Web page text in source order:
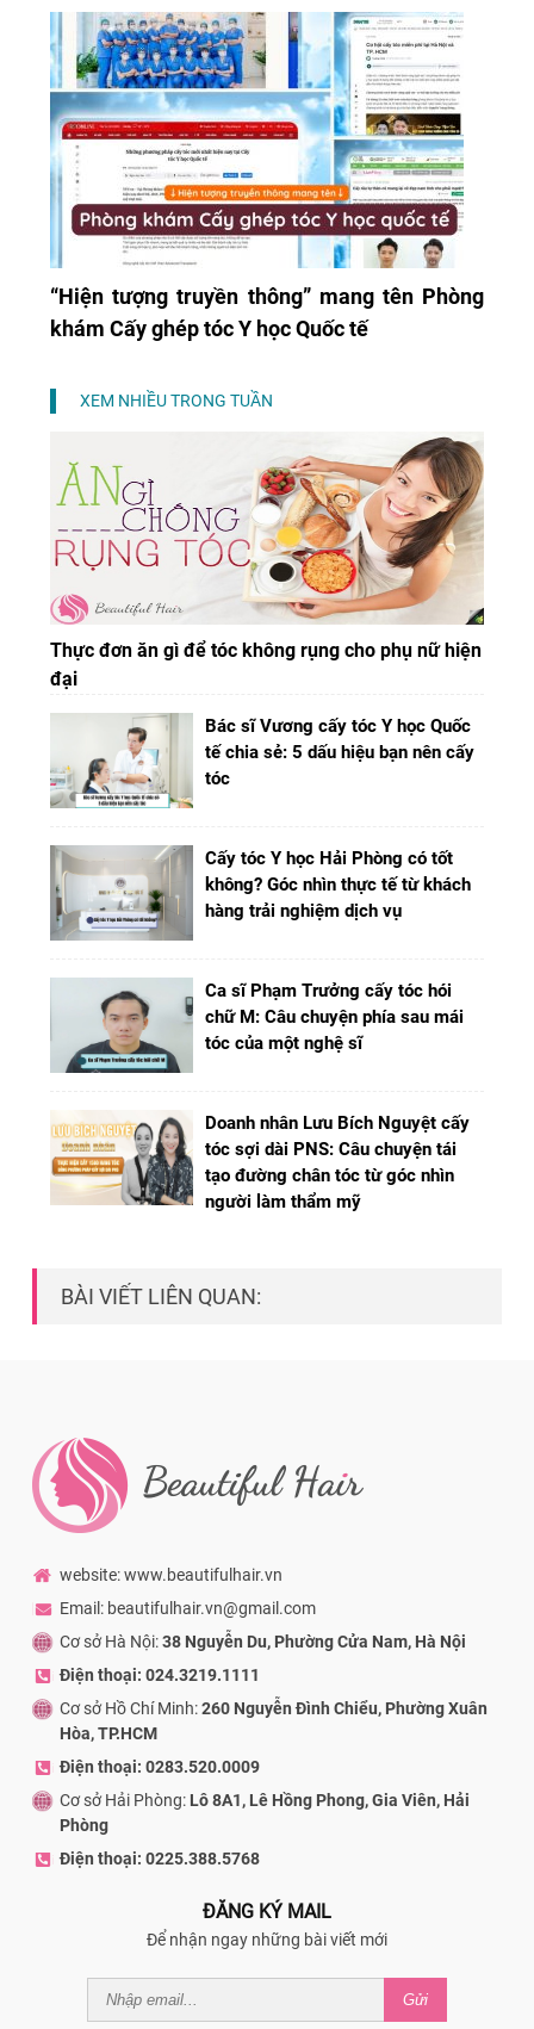
“Hiện tượng truyền thông” mang tên Phòng
khám Cấy ghép tóc Y học Quốc tế
XEM NHIỀU TRONG TUẦN
Thực đơn ăn gì để tóc không rụng cho phụ nữ hiện
đại
Bác sĩ Vương cấy tóc Y học Quốc
tế chia sẻ: 5 dấu hiệu bạn nên cấy
tóc
Cấy tóc Y học Hải Phòng có tốt
không? Góc nhìn thực tế từ khách
hàng trải nghiệm dịch vụ
Ca sĩ Phạm Trưởng cấy tóc hói
chữ M: Câu chuyện phía sau mái
tóc của một nghệ sĩ
Doanh nhân Lưu Bích Nguyệt cấy
tóc sợi dài PNS: Câu chuyện tái
tạo đường chân tóc từ góc nhìn
người làm thẩm mỹ
BÀI VIẾT LIÊN QUAN:
website: www.beautifulhair.vn
Email: beautifulhair.vn@gmail.com
Cơ sở Hà Nội:38 Nguyễn Du, Phường Cửa Nam, Hà Nội
Điện thoại: 024.3219.1111
Cơ sở Hồ Chí Minh:260 Nguyễn Đình Chiểu, Phường Xuân
Hòa, TP.HCM
Điện thoại: 0283.520.0009
Cơ sở Hải Phòng: Lô 8A1, Lê Hồng Phong, Gia Viên, Hải
Phòng
Điện thoại: 0225.388.5768
ĐĂNG KÝ MAIL
Để nhận ngay những bài viết mới
Gửi